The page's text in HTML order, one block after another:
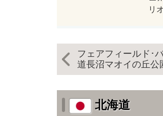
リ
フェアフィールド･
道長沼マオイの丘公
北海道